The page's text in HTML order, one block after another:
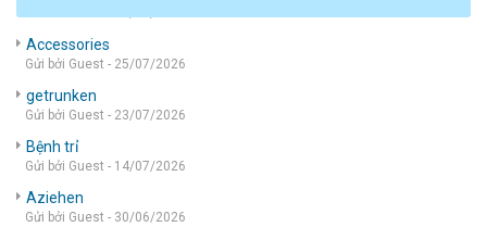
Accessories
Gửi bởi Guest - 25/07/2026
getrunken
Gửi bởi Guest - 23/07/2026
Bệnh trỉ
Gửi bởi Guest - 14/07/2026
Aziehen
Gửi bởi Guest - 30/06/2026